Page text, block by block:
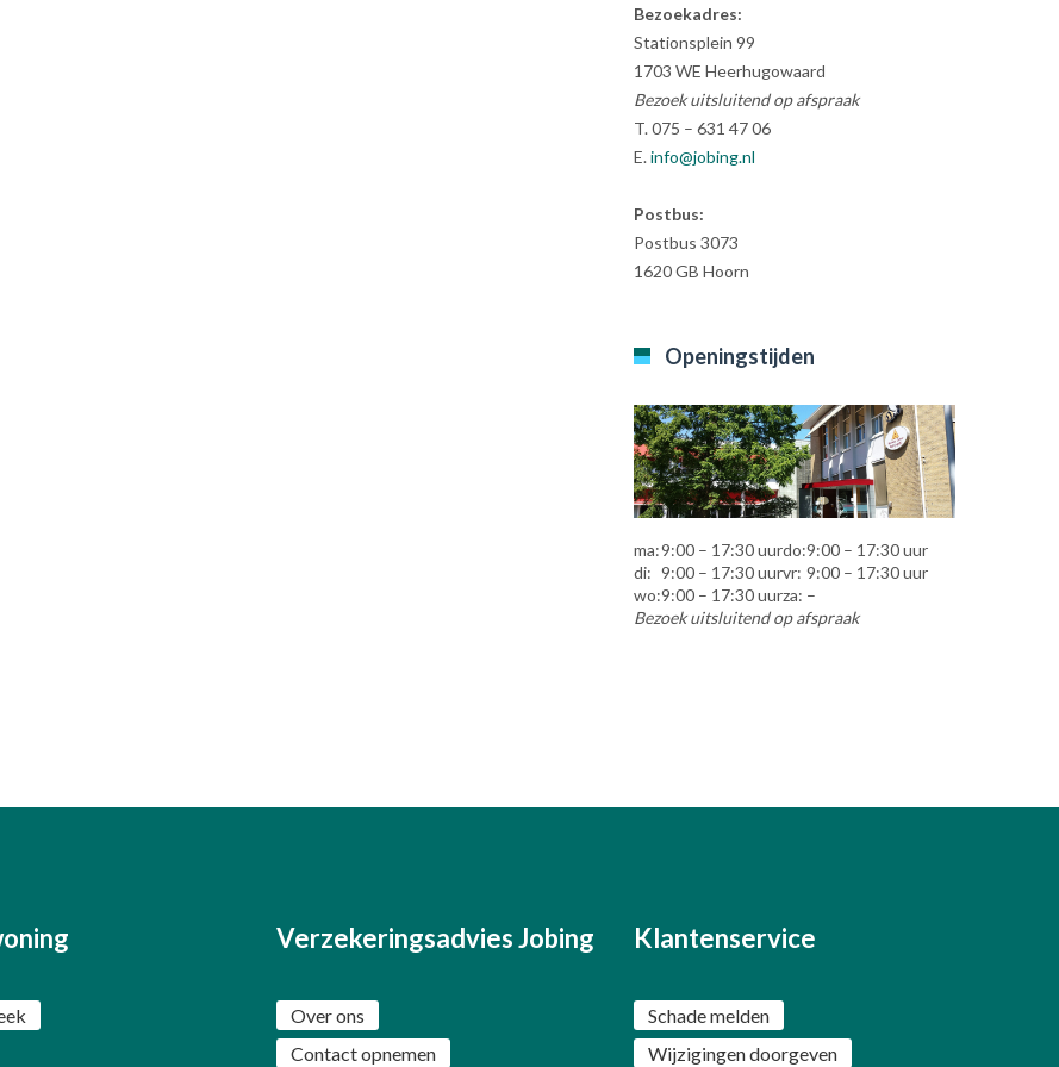
Bezoekadres:
Stationsplein 99
1703 WE Heerhugowaard
Bezoek uitsluitend op afspraak
T. 075 – 631 47 06
E.info@jobing.nl
Postbus:
Postbus 3073
1620 GB Hoorn
Openingstijden
ma:
di:
wo:
9:00 – 17:30 uur
9:00 – 17:30 uur
9:00 – 17:30 uur
do:
vr:
za:
9:00 – 17:30 uur
9:00 – 17:30 uur
–
Bezoek uitsluitend op afspraak
Verzekeringsadvies Jobing
Over ons
Contact opnemen
Klantenservice
Schade melden
Wijzigingen doorgeven